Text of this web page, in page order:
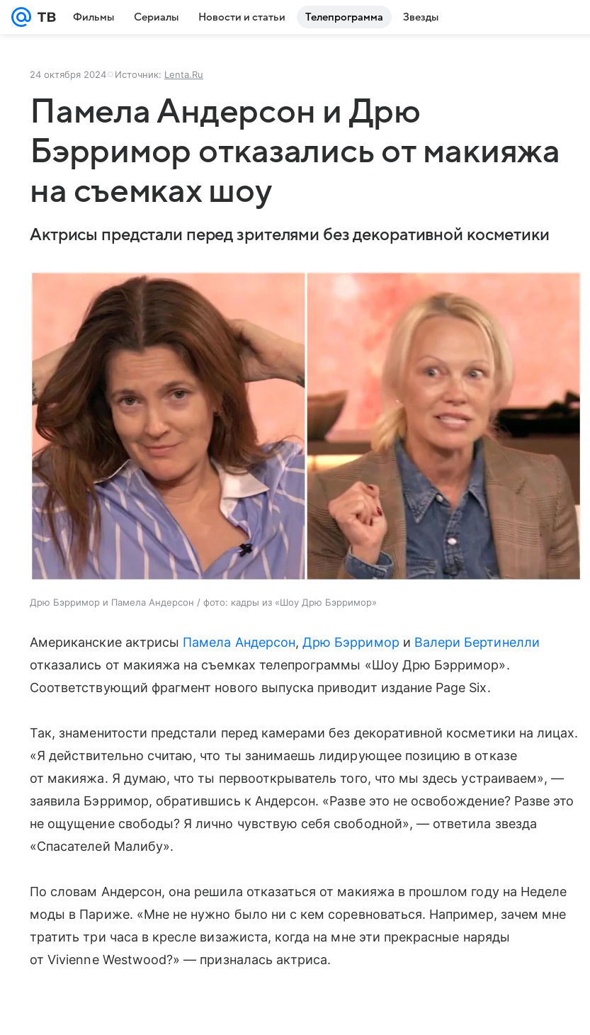
Фильмы Сериалы Новости и статьи Телепрограмма Звезды
24 октября 2024 Источник: Lenta.Ru
Памела Андерсон и Дрю
Бэрримор отказались от макияжа
на съемках шоу
Актрисы предстали перед зрителями без декоративной косметики
Дрю Бэрримор и Памела Андерсон / фото: кадры из «Шоу Дрю Бэрримор»
Американские актрисы Памела Андерсон,Дрю Бэрримор и Валери Бертинелли
отказались от макияжа на съемках телепрограммы «Шоу Дрю Бэрримор».
Соответствующий фрагмент нового выпуска приводит издание Page Six.
Так, знаменитости предстали перед камерами без декоративной косметики на лицах.
«Я действительно считаю, что ты занимаешь лидирующее позицию в отказе
от макияжа. Я думаю, что ты первооткрыватель того, что мы здесь устраиваем», —
заявила Бэрримор, обратившись к Андерсон. «Разве это не освобождение? Разве это
не ощущение свободы? Я лично чувствую себя свободной», — ответила звезда
«Спасателей Малибу».
По словам Андерсон, она решила отказаться от макияжа в прошлом году на Неделе
моды в Париже. «Мне не нужно было ни с кем соревноваться. Например, зачем мне
тратить три часа в кресле визажиста, когда на мне эти прекрасные наряды
от Vivienne Westwood?» — призналась актриса.